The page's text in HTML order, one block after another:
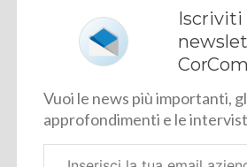
Iscriviti
CorCom
Vuoi le news più importanti,
approfondimenti e le